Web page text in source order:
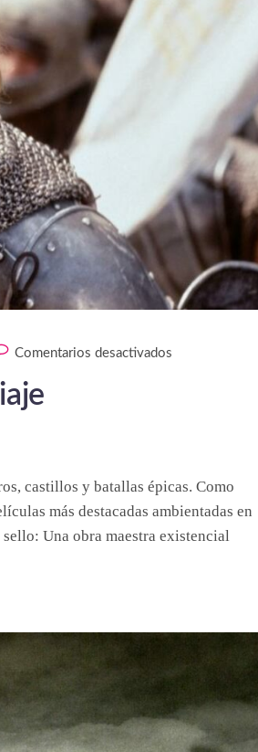
Comentarios desactivados
castillos y batallas épicas. Como
más destacadas ambientadas en
Una obra maestra existencial